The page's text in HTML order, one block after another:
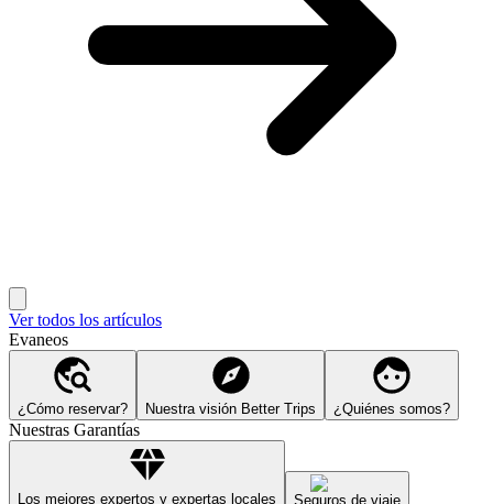
Ver todos los artículos
Evaneos
¿Cómo reservar? Nuestra visión Better Trips ¿Quiénes somos?
Nuestras Garantías
Los mejores expertos y expertas locales Seguros de viaje